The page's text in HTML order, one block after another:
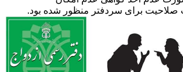
برای سردفتر منظور شده بود.